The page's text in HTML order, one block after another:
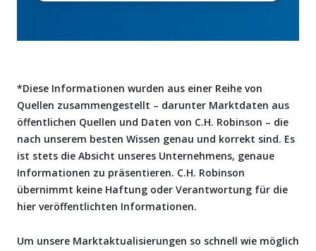
*Diese Informationen wurden aus einer Reihe von
Quellen zusammengestellt – darunter Marktdaten aus
öffentlichen Quellen und Daten von C.H. Robinson – die
nach unserem besten Wissen genau und korrekt sind. Es
ist stets die Absicht unseres Unternehmens, genaue
Informationen zu präsentieren. C.H. Robinson
übernimmt keine Haftung oder Verantwortung für die
hier veröffentlichten Informationen.
Um unsere Marktaktualisierungen so schnell wie möglich